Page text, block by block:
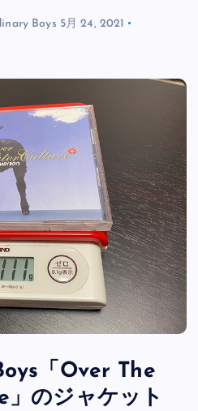
Boys 5月 24, 2021
「Over The
のジャケット